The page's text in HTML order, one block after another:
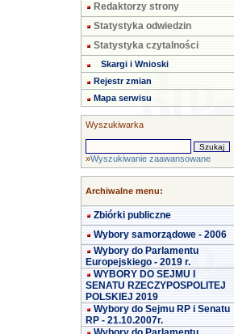
Redaktorzy strony
Statystyka odwiedzin
Statystyka czytalności
Skargi i Wnioski
Rejestr zmian
Mapa serwisu
Wyszukiwarka
»Wyszukiwanie zaawansowane
Archiwalne menu:
Zbiórki publiczne
Wybory samorządowe - 2006
Wybory do Parlamentu
Europejskiego - 2019 r.
WYBORY DO SEJMU I
SENATU RZECZYPOSPOLITEJ
POLSKIEJ 2019
Wybory do Sejmu RP i Senatu
RP - 21.10.2007r.